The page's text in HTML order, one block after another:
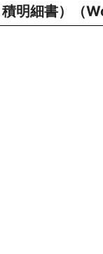
積明細書）（